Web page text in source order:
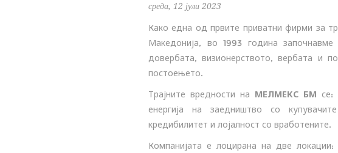
среда, 12 јули 2023
Како една од првите приватни фирми за
Македонија, во 1993 година
довербата, визионерството, вербата и
постоењето.
Трајните вредности на МЕЛМЕКС БМ се:
енергија на заедништво со
кредибилитет и лојалност со вработените.
Компанијата е лоцирана на две